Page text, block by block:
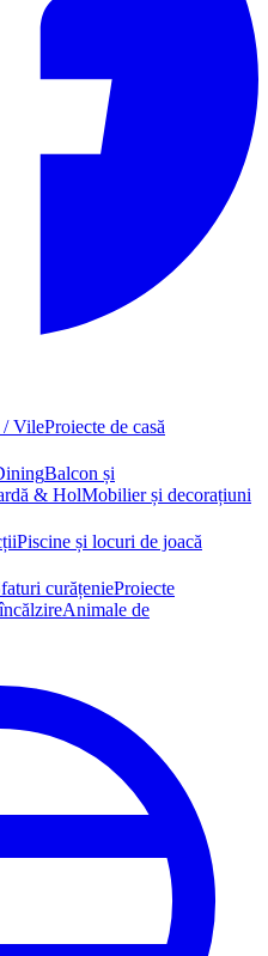
/ VileProiecte de casă
Balcon și
& HolMobilier și decorațiuni
Piscine și locuri de joacă
curățenieProiecte
Animale de